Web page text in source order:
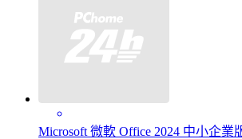
Microsoft 微軟 Office 2024 中小企業